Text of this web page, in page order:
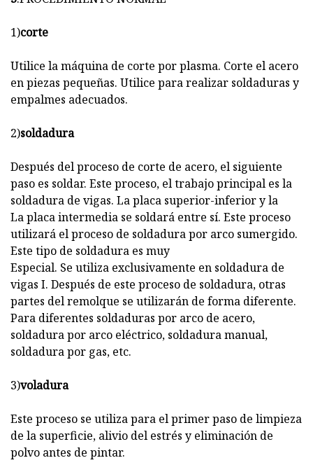
1)corte
Utilice la máquina de corte por plasma. Corte el acero
en piezas pequeñas. Utilice para realizar soldaduras y
empalmes adecuados.
2)soldadura
Después del proceso de corte de acero, el siguiente
paso es soldar. Este proceso, el trabajo principal es la
soldadura de vigas. La placa superior-inferior y la
La placa intermedia se soldará entre sí. Este proceso
utilizará el proceso de soldadura por arco sumergido.
Este tipo de soldadura es muy
Especial. Se utiliza exclusivamente en soldadura de
vigas I. Después de este proceso de soldadura, otras
partes del remolque se utilizarán de forma diferente.
Para diferentes soldaduras por arco de acero,
soldadura por arco eléctrico, soldadura manual,
soldadura por gas, etc.
3)voladura
Este proceso se utiliza para el primer paso de limpieza
de la superficie, alivio del estrés y eliminación de
polvo antes de pintar.